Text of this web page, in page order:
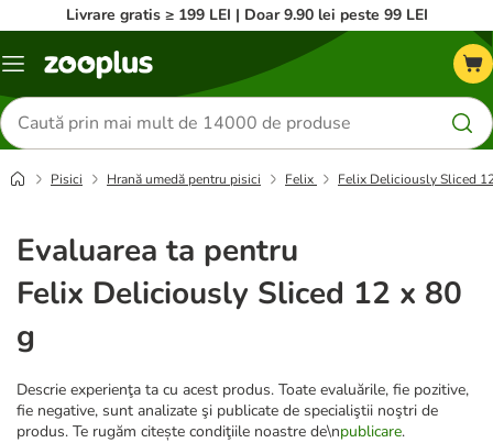
Livrare gratis ≥ 199 LEI | Doar 9.90 lei peste 99 LEI
Categorii
Căutare
produse
Pisici Hrană umedă pentru pisici Felix Felix Deliciously Sliced
Evaluarea ta pentru
Felix Deliciously Sliced 12 x 80
g
Descrie experienţa ta cu acest produs. Toate evaluările, fie pozitive,
fie negative, sunt analizate şi publicate de specialiştii noştri de
produs. Te rugăm citește condiţiile noastre de\npublicare.